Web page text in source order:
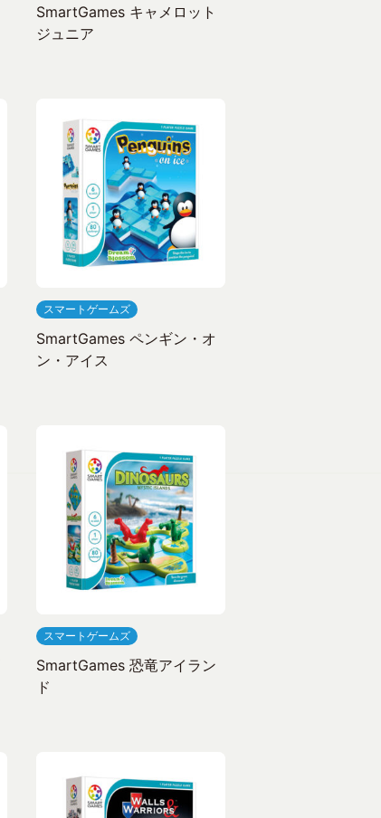
SmartGames キャメロット
ジュニア
スマートゲームズ
SmartGames ペンギン・オ
ン・アイス
スマートゲームズ
SmartGames 恐竜アイラン
ド